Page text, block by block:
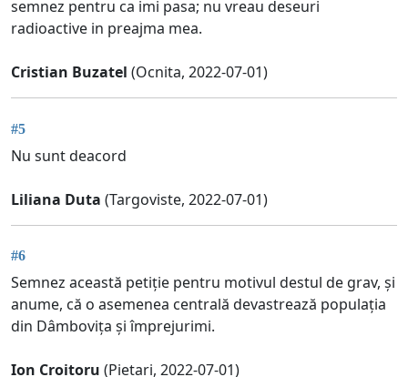
semnez pentru ca imi pasa; nu vreau deseuri
radioactive in preajma mea.
Cristian Buzatel (Ocnita, 2022-07-01)
#5
Nu sunt deacord
Liliana Duta (Targoviste, 2022-07-01)
#6
Semnez această petiție pentru motivul destul de grav, și
anume, că o asemenea centrală devastrează populația
din Dâmbovița și împrejurimi.
Ion Croitoru (Pietari, 2022-07-01)